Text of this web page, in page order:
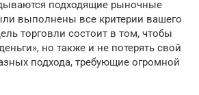
подходящие рыночные
выполнены все критерии вашего
торговли состоит в том, чтобы
но также и не потерять свой
подхода, требующие огромной